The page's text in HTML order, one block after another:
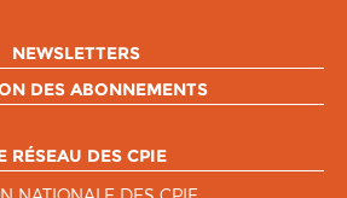
NEWSLETTERS
DES ABONNEMENTS
RÉSEAU DES CPIE